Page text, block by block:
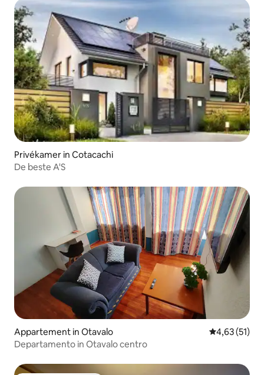
Privékamer in Cotacachi
De beste A'S
Appartement in Otavalo Gemiddelde
4,63 (51)
Departamento in Otavalo centro